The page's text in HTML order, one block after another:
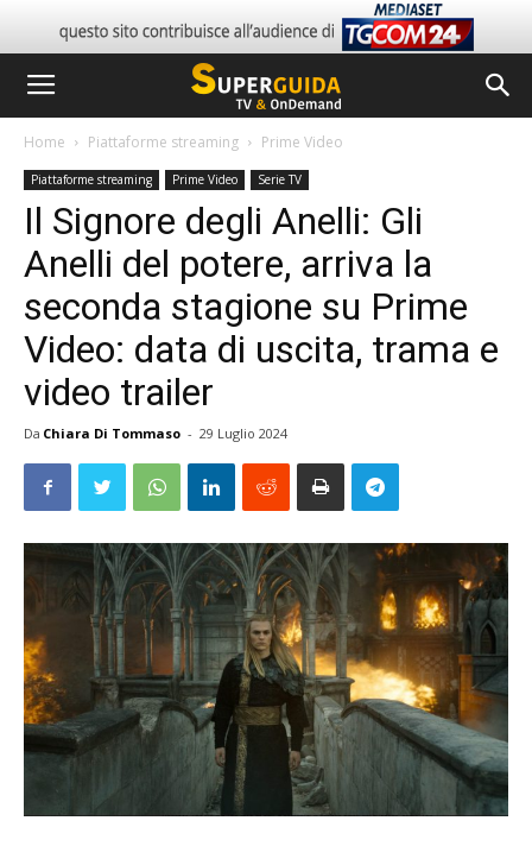
Home Piattaforme streaming Prime Video
Piattaforme streaming Prime Video Serie TV
Il Signore degli Anelli: Gli
Anelli del potere, arriva la
seconda stagione su Prime
Video: data di uscita, trama e
video trailer
Da Chiara Di Tommaso - 29 Luglio 2024